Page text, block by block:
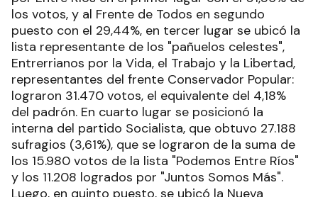
los votos, y al Frente de Todos en segundo
puesto con el 29,44%, en tercer lugar se ubicó la
lista representante de los "pañuelos celestes",
Entrerrianos por la Vida, el Trabajo y la Libertad,
representantes del frente Conservador Popular:
lograron 31.470 votos, el equivalente del 4,18%
del padrón. En cuarto lugar se posicionó la
interna del partido Socialista, que obtuvo 27.188
sufragios (3,61%), que se lograron de la suma de
los 15.980 votos de la lista "Podemos Entre Ríos"
y los 11.208 logrados por "Juntos Somos Más".
Luego, en quinto puesto, se ubicó la Nueva